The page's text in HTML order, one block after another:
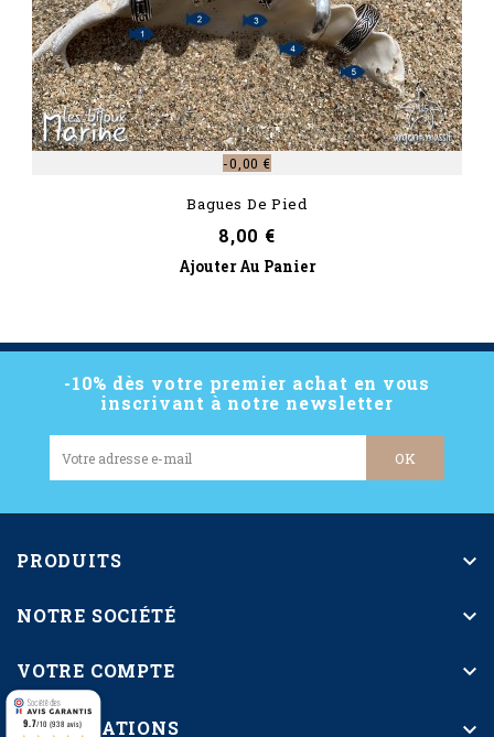
-0,00 €
Bagues De Pied
Prix
8,00 €
Ajouter Au Panier
-10% dès votre premier achat en vous
inscrivant à notre newsletter
PRODUITS 
NOTRE SOCIÉTÉ 
VOTRE COMPTE 
INFORMATIONS 
9.7/10 (938 avis)